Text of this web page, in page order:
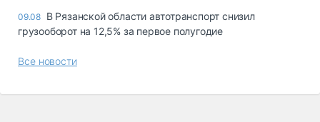
09.08 В Рязанской области автотранспорт снизил
грузооборот на 12,5% за первое полугодие
Все новости